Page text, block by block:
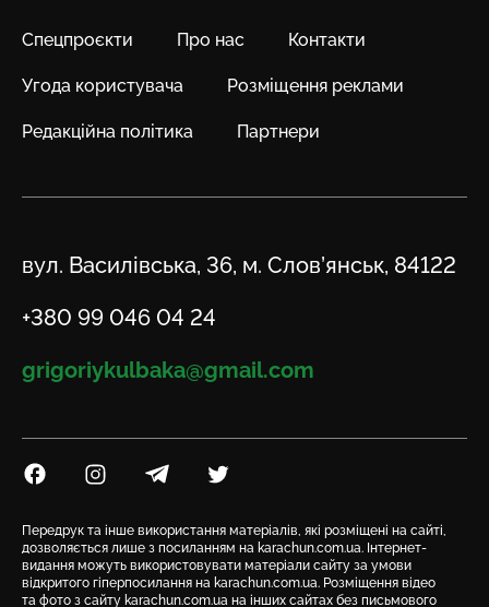
Спецпроєкти Про нас Контакти
Угода користувача Розміщення реклами
Редакційна політика Партнери
Адреса
вул. Василівська, 36, м. Слов’янськ, 84122
Телефон
+380 99 046 04 24
Email
grigoriykulbaka@gmail.com
Посилання на Facebook
Посилання на Instagram
Посилання на Telegram
Посилання на Twitter
Передрук та інше використання матеріалів, які розміщені на сайті,
дозволяється лише з посиланням на karachun.com.ua. Інтернет-
видання можуть використовувати матеріали сайту за умови
відкритого гіперпосилання на karachun.com.ua. Розміщення відео
та фото з сайту karachun.com.ua на інших сайтах без письмового